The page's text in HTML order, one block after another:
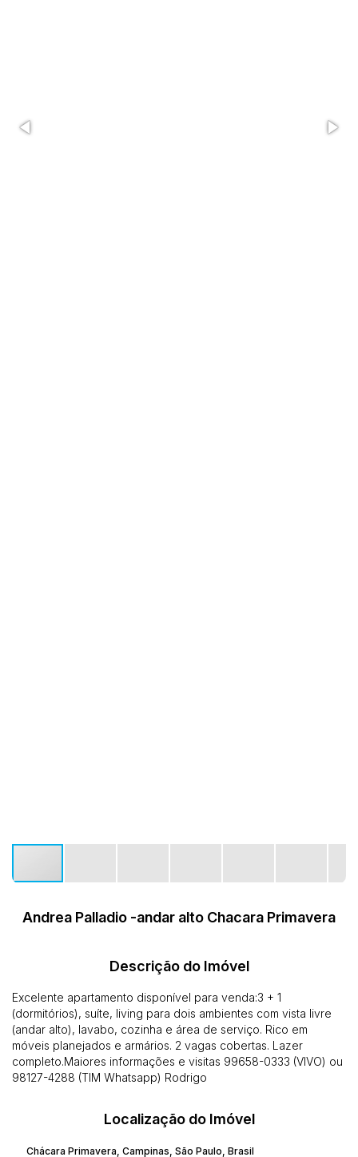
Andrea Palladio -andar alto Chacara Primavera
Descrição do Imóvel
Excelente apartamento disponível para venda:3 + 1
(dormitórios), suíte, living para dois ambientes com vista livre
(andar alto), lavabo, cozinha e área de serviço. Rico em
móveis planejados e armários. 2 vagas cobertas. Lazer
completo.Maiores informações e visitas 99658-0333 (VIVO) ou
98127-4288 (TIM Whatsapp) Rodrigo
Localização do Imóvel
Chácara Primavera, Campinas, São Paulo, Brasil